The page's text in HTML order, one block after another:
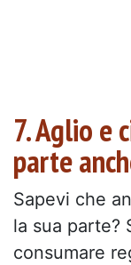
7. Aglio e
parte
Sapevi che
la sua parte?
consumare